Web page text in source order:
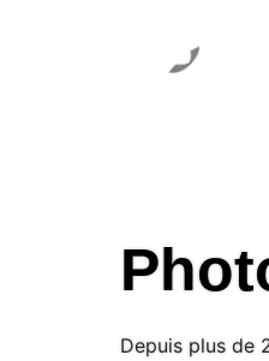
Depuis plus de